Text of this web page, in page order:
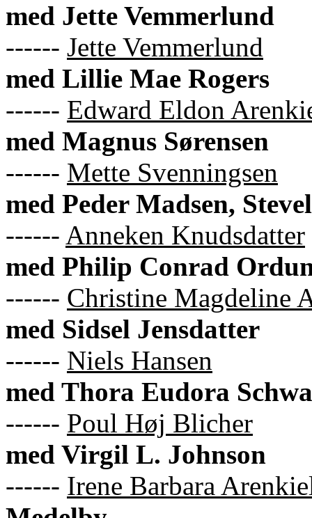
med Jette Vemmerlund
------ Jette Vemmerlund
med Lillie Mae Rogers
------ Edward Eldon
med Magnus Sørensen
------ Mette Svenningsen
med Peder Madsen,
------ Anneken Knudsdatter
med Philip Conrad
------ Christine Magdeline
med Sidsel Jensdatter
------ Niels Hansen
med Thora Eudora
------ Poul Høj Blicher
med Virgil L. Johnson
------ Irene Barbara